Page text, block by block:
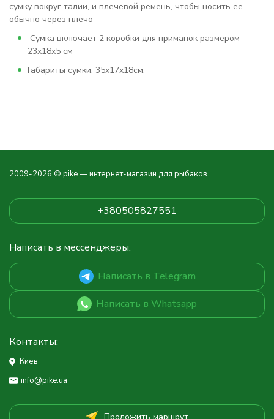
сумку вокруг талии, и плечевой ремень, чтобы носить ее
обычно через плечо
Сумка включает 2 коробки для приманок размером
23x18x5 см
Габариты сумки: 35x17х18см.
2009-2026 © pike — интернет-магазин для рыбаков
+380505827551
Написать в мессенджеры:
Написать в Telegram
Написать в Whatsapp
Контакты:
Киев
info@pike.ua